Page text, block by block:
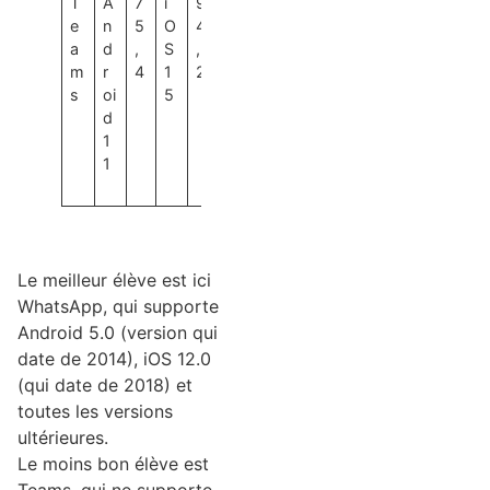
e
a
m
s
n
d
r
oi
d
1
1
5
,
4
O
S
1
5
4
,
2
Le meilleur élève est ici
WhatsApp, qui supporte
Android 5.0 (version qui
date de 2014), iOS 12.0
(qui date de 2018) et
toutes les versions
ultérieures.
Le moins bon élève est